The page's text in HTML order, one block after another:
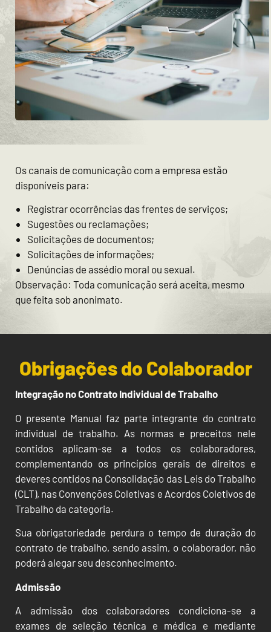
Os canais de comunicação com a empresa estão
disponíveis para:
Registrar ocorrências das frentes de serviços;
Sugestões ou reclamações;
Solicitações de documentos;
Solicitações de informações;
Denúncias de assédio moral ou sexual.
Observação: Toda comunicação será aceita, mesmo
que feita sob anonimato.
Obrigações do Colaborador
Integração no Contrato Individual de Trabalho
O presente Manual faz parte integrante do contrato
individual de trabalho. As normas e preceitos nele
contidos aplicam-se a todos os colaboradores,
complementando os princípios gerais de direitos e
deveres contidos na Consolidação das Leis do Trabalho
(CLT), nas Convenções Coletivas e Acordos Coletivos de
Trabalho da categoria.
Sua obrigatoriedade perdura o tempo de duração do
contrato de trabalho, sendo assim, o colaborador, não
poderá alegar seu desconhecimento.
Admissão
A admissão dos colaboradores condiciona-se a
exames de seleção técnica e médica e mediante